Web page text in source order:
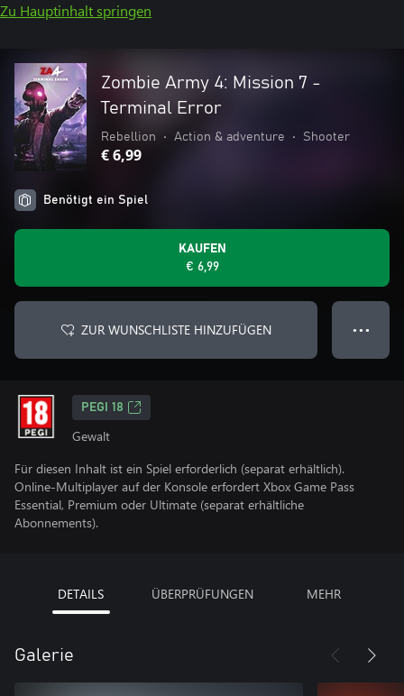
Zu Hauptinhalt springen
Zombie Army 4: Mission 7 -
Terminal Error
Rebellion • Action & adventure • Shooter
€ 6,99
Benötigt ein Spiel
KAUFEN
€ 6,99
ZUR WUNSCHLISTE HINZUFÜGEN ● ● ●
PEGI 18
Gewalt
Für diesen Inhalt ist ein Spiel erforderlich (separat erhältlich).
Online-Multiplayer auf der Konsole erfordert Xbox Game Pass
Essential, Premium oder Ultimate (separat erhältliche
Abonnements).
DETAILS ÜBERPRÜFUNGEN MEHR
Galerie